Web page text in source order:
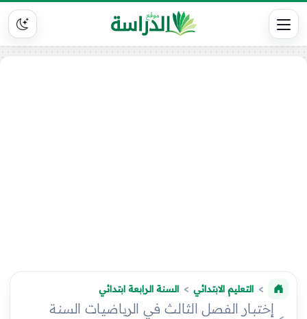
التعليم الابتدائي السنة الرابعة ابتدائي
إختبار الفصل الثالث في الرياضيات السنة